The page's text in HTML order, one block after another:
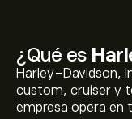
¿Qué es
Harley-Davidson,
custom, cruiser y
empresa opera en